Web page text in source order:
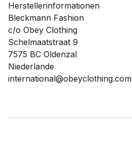
Herstellerinformationen
Bleckmann Fashion
c/o Obey Clothing
Schelmaatstraat 9
7575 BC Oldenzal
Niederlande
international@obeyclothing.com